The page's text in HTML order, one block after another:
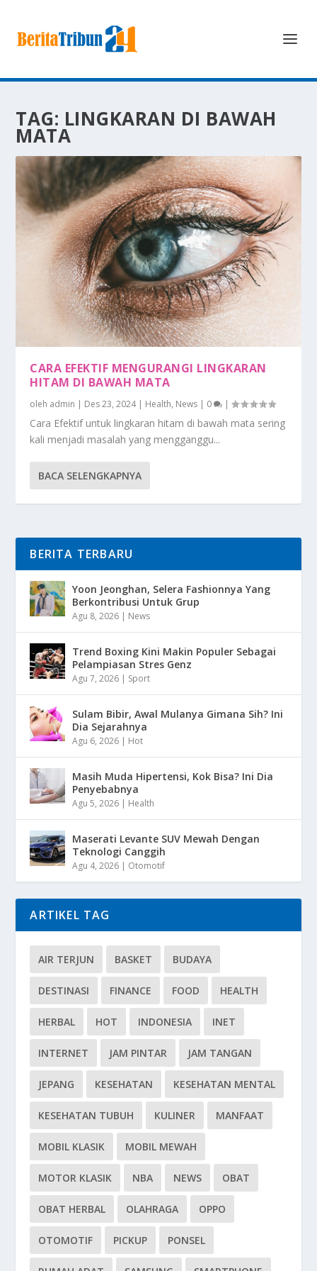
TAG: LINGKARAN DI BAWAH
MATA
CARA EFEKTIF MENGURANGI LINGKARAN
HITAM DI BAWAH MATA
oleh admin | Des 23, 2024| Health, News | 0 |
Cara Efektif untuk lingkaran hitam di bawah mata sering
kali menjadi masalah yang mengganggu...
BACA SELENGKAPNYA
BERITA TERBARU
Yoon Jeonghan, Selera Fashionnya Yang
Berkontribusi Untuk Grup
Agu 8, 2026 | News
Trend Boxing Kini Makin Populer Sebagai
Pelampiasan Stres Genz
Agu 7, 2026 | Sport
Sulam Bibir, Awal Mulanya Gimana Sih? Ini
Dia Sejarahnya
Agu 6, 2026 | Hot
Masih Muda Hipertensi, Kok Bisa? Ini Dia
Penyebabnya
Agu 5, 2026 | Health
Maserati Levante SUV Mewah Dengan
Teknologi Canggih
Agu 4, 2026 | Otomotif
ARTIKEL TAG
AIR TERJUN BASKET BUDAYA
DESTINASI FINANCE FOOD HEALTH
HERBAL HOT INDONESIA INET
INTERNET JAM PINTAR JAM TANGAN
JEPANG KESEHATAN KESEHATAN MENTAL
KESEHATAN TUBUH KULINER MANFAAT
MOBIL KLASIK MOBIL MEWAH
MOTOR KLASIK NBA NEWS OBAT
OBAT HERBAL OLAHRAGA OPPO
OTOMOTIF PICKUP PONSEL